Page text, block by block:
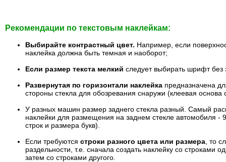
Рекомендации по текстовым наклейкам:
Выбирайте контрастный цвет. Например, если
наклейка должна быть темная и наоборот;
Если размер текста мелкий следует выбирать шрифт
Развернутая по горизонтали наклейка предназначена
стороны стекла для обозревания снаружи (клеевая основа
У разных машин размер заднего стекла разный. Самый
наклейки для размещения на заднем стекле автомобиля -
строк и размера букв).
Если требуются строки разного цвета или размера , то
раздельности, т.е. сначала создать наклейку со строками
затем со строками другого.